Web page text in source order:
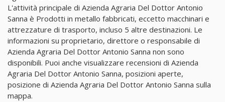
L'attività principale di Azienda Agraria Del Dottor Antonio
Sanna è Prodotti in metallo fabbricati, eccetto macchinari e
attrezzature di trasporto, incluso 5 altre destinazioni. Le
informazioni su proprietario, direttore o responsabile di
Azienda Agraria Del Dottor Antonio Sanna non sono
disponibili. Puoi anche visualizzare recensioni di Azienda
Agraria Del Dottor Antonio Sanna, posizioni aperte,
posizione di Azienda Agraria Del Dottor Antonio Sanna sulla
mappa.